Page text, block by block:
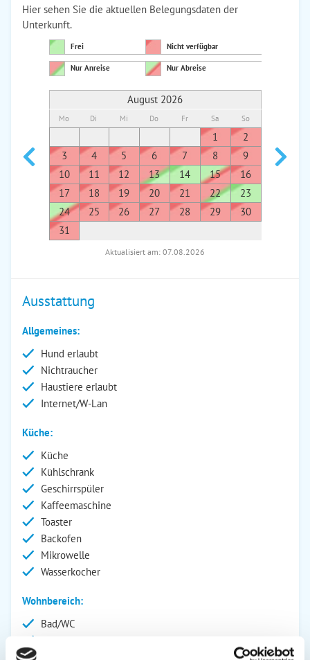
Hier sehen Sie die aktuellen Belegungsdaten der
Unterkunft.
Frei Nicht verfügbar
Nur Anreise Nur Abreise
August 2026
Mo Di Mi Do Fr Sa So
1
2
3
4 5 6 7 8
9
10
11 12 13 14 15
16
17
18 19 20 21 22
23
24
25 26 27 28 29
30
31
7
Aktualisiert am: 07.08.2026
Ausstattung
Allgemeines:
Hund erlaubt
Nichtraucher
Haustiere erlaubt
Internet/W-Lan
Küche:
Küche
Kühlschrank
Geschirrspüler
Kaffeemaschine
Toaster
Backofen
Mikrowelle
Wasserkocher
Wohnbereich:
Bad/WC